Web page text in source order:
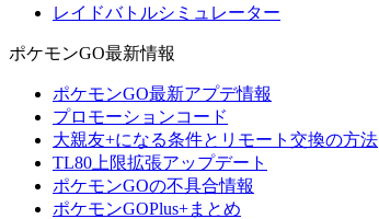
レイドバトルシミュレーター
ポケモンGO最新情報
ポケモンGO最新アプデ情報
プロモーションコード
大親友+になる条件とリモート交換の方法
TL80上限拡張アップデート
ポケモンGOの不具合情報
ポケモンGOPlus+まとめ